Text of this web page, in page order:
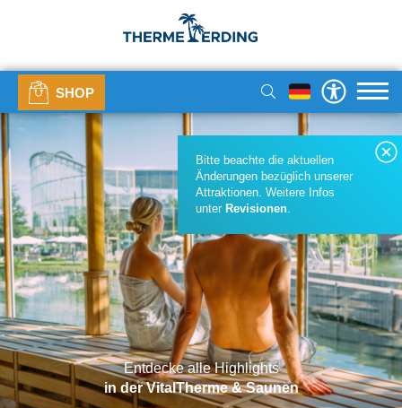
SHOP
Bitte beachte die aktuellen
Änderungen bezüglich unserer
Attraktionen. Weitere Infos
unter Revisionen.
Entdecke alle Highlights
in der VitalTherme & Saunen